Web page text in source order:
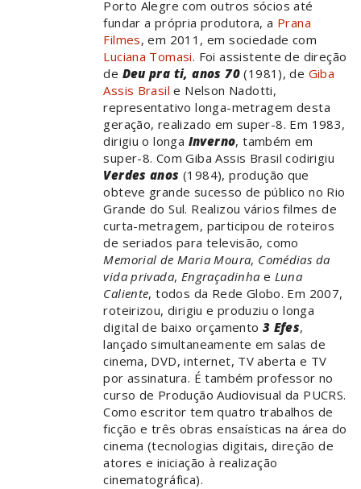
Porto Alegre com outros sócios até
fundar a própria produtora, a Prana
Filmes, em 2011, em sociedade com
Luciana Tomasi. Foi assistente de direção
de Deu pra ti, anos 70(1981), de Giba
Assis Brasil e Nelson Nadotti,
representativo longa-metragem desta
geração, realizado em super-8. Em 1983,
dirigiu o longa Inverno, também em
super-8. Com Giba Assis Brasil codirigiu
Verdes anos (1984), produção que
obteve grande sucesso de público no Rio
Grande do Sul. Realizou vários filmes de
curta-metragem, participou de roteiros
de seriados para televisão, como
Memorial de Maria Moura, Comédias da
vida privada, Engraçadinha e Luna
Caliente, todos da Rede Globo. Em 2007,
roteirizou, dirigiu e produziu o longa
digital de baixo orçamento 3 Efes,
lançado simultaneamente em salas de
cinema, DVD, internet, TV aberta e TV
por assinatura. É também professor no
curso de Produção Audiovisual da PUCRS.
Como escritor tem quatro trabalhos de
ficção e três obras ensaísticas na área do
cinema (tecnologias digitais, direção de
atores e iniciação à realização
cinematográfica).